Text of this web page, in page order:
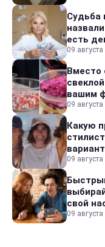
Судьба
есть
09
Вместо
вашим
09
Какую
09
свой
09